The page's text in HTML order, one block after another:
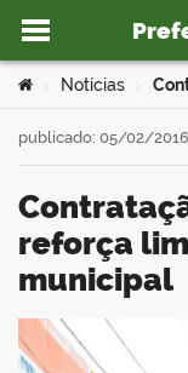
Ir para o conteúdo
portal
Você está aqui:
Notícias
Contratação de Consórcio
reforça
municipal
publicado: 05/02/